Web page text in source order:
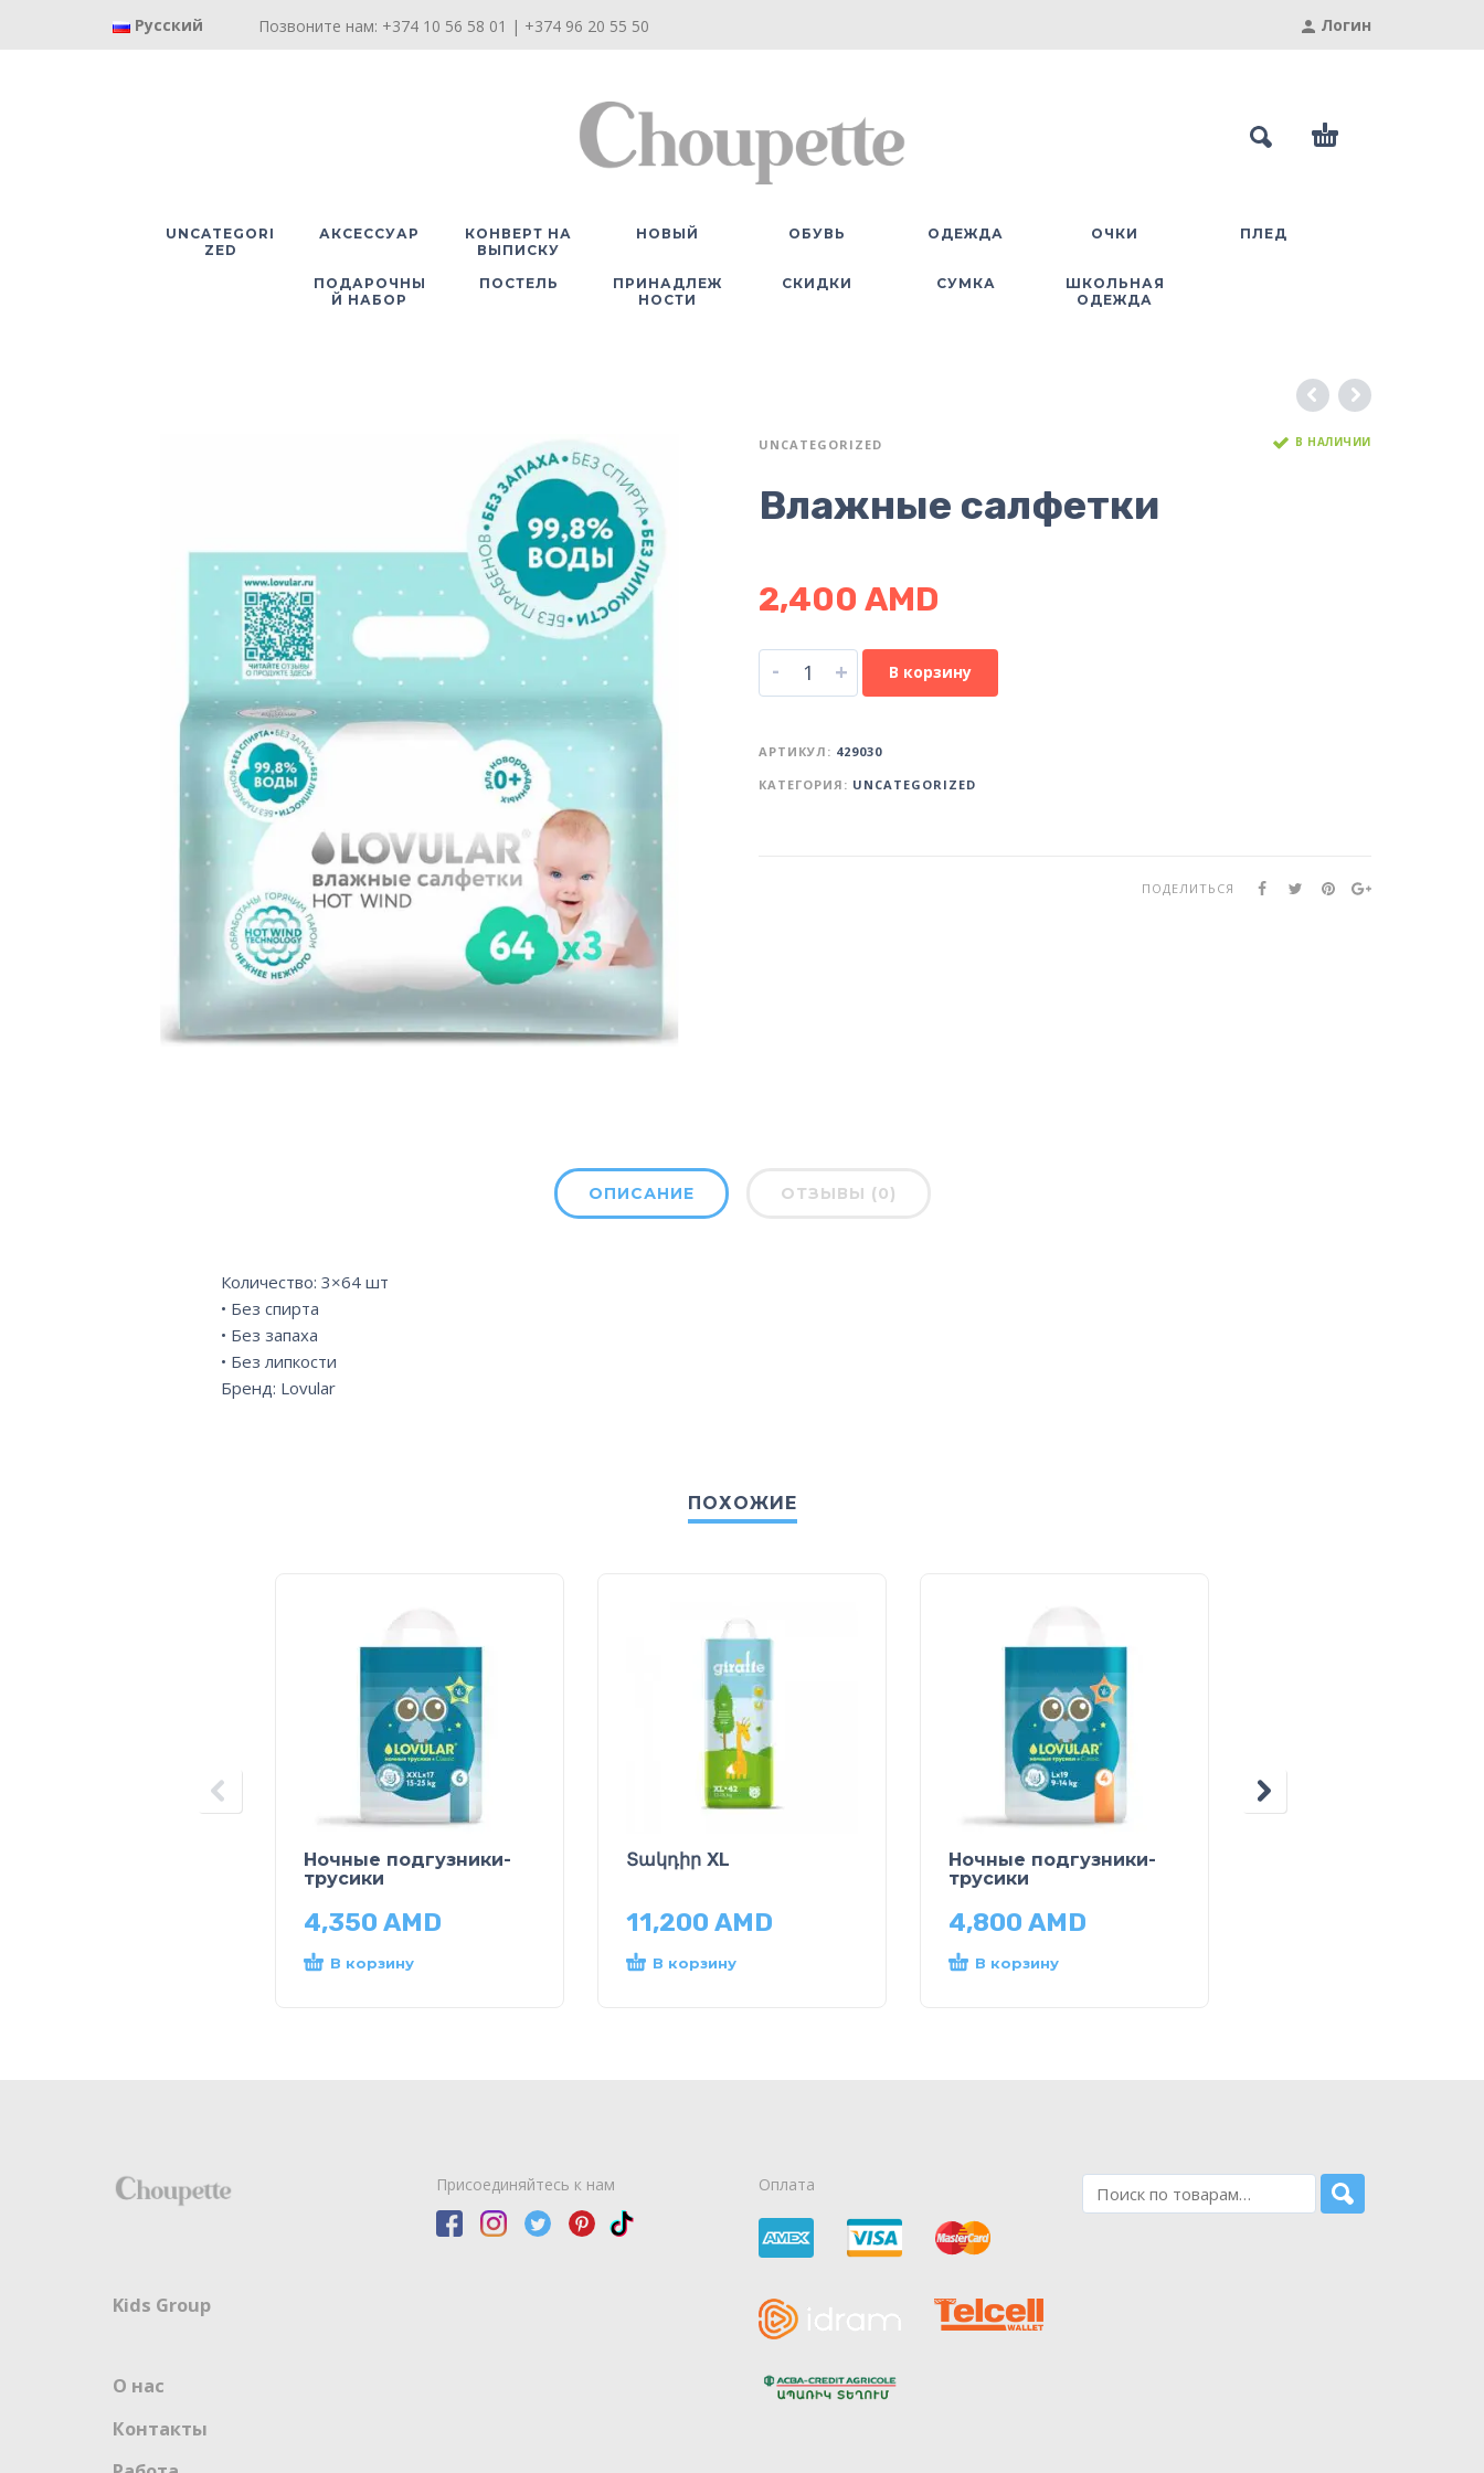
Логин
Русский Позвоните нам: +374 10 56 58 01 | +374 96 20 55 50
UNCATEGORI
ZED
АКСЕССУАР
КОНВЕРТ НА
ВЫПИСКУ
НОВЫЙ ОБУВЬ ОДЕЖДА ОЧКИ ПЛЕД
ПОДАРОЧНЫ
Й НАБОР
ПОСТЕЛЬ
ПРИНАДЛЕЖ
НОСТИ
СКИДКИ СУМКА
ШКОЛЬНАЯ
ОДЕЖДА
UNCATEGORIZED В НАЛИЧИИ
Влажные салфетки
2,400 AMD
- + В корзину
АРТИКУЛ: 429030
КАТЕГОРИЯ: UNCATEGORIZED
ПОДЕЛИТЬСЯ
ОПИСАНИЕ ОТЗЫВЫ (0)
Количество: 3×64 шт
• Без спирта
• Без запаха
• Без липкости
Бренд: Lovular
ПОХОЖИЕ
Ночные подгузники-
трусики
4,350 AMD
В корзину
Տակդիր XL
11,200 AMD
В корзину
Ночные подгузники-
трусики
4,800 AMD
В корзину
Kids Group
О нас
Контакты
Присоединяйтесь к нам Оплата